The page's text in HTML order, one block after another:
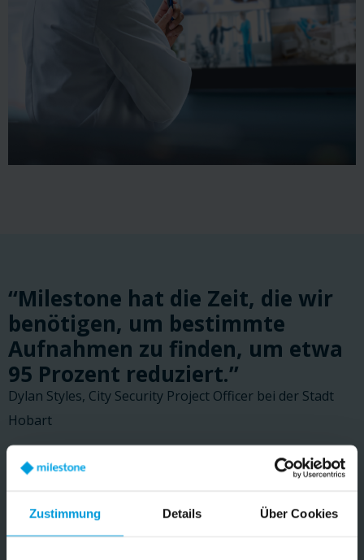
Zustimmung Details Über Cookies
“Milestone hat die Zeit, die wir
benötigen, um bestimmte
Aufnahmen zu finden, um etwa
95 Prozent reduziert.”
Dylan Styles, City Security Project Officer bei der Stadt
Hobart